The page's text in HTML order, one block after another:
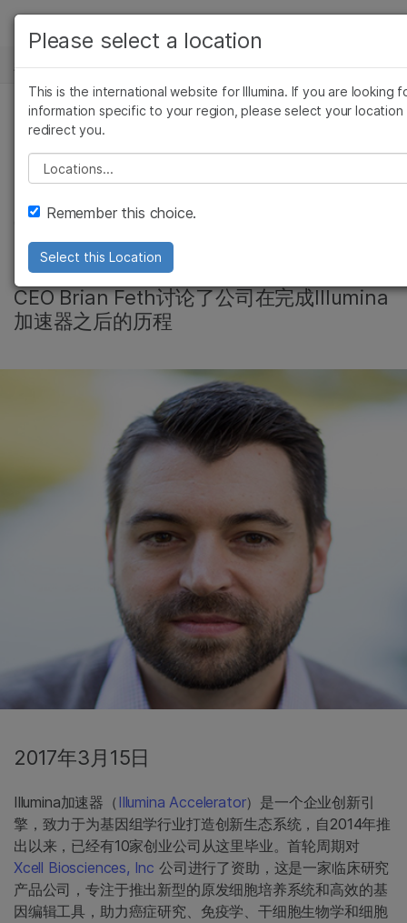
Skip to content
解决方案
学习
公司
支持
推荐内容链接
新闻中心
Illumina加速器首期毕
业公司Xcell Bio将有
大动作
CEO Brian Feth讨论了公司在完成Illumina
加速器之后的历程
2017年3月15日
Illumina加速器（Illumina Accelerator）是一个企业创新引
擎，致力于为基因组学行业打造创新生态系统，自2014年推
出以来，已经有10家创业公司从这里毕业。首轮周期对
Xcell Biosciences, Inc 公司进行了资助，这是一家临床研究
产品公司，专注于推出新型的原发细胞培养系统和高效的基
因编辑工具，助力癌症研究、免疫学、干细胞生物学和细胞
查看更多相关内容。选择您感兴趣的领域:
癌症研究
微生物学
农业基因组学
复杂疾病
临床肿瘤学
遗传病和罕见病
Please select a location
This is the international website for Illumina. If you are looking
information specific to your region, please select your location
redirect you.
Please select a location
Remember this choice.
Select this Location